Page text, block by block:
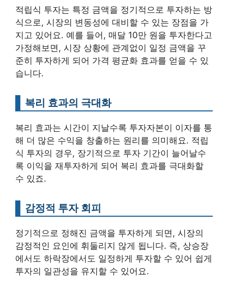
적립식 투자는 특정 금액을 정기적으로 투자하는 방
식으로, 시장의 변동성에 대비할 수 있는 장점을 가
지고 있어요. 예를 들어, 매달 10만 원을 투자한다고
가정해보면, 시장 상황에 관계없이 일정 금액을 꾸
준히 투자하게 되어 가격 평균화 효과를 얻을 수 있
습니다.
복리 효과의 극대화
복리 효과는 시간이 지날수록 투자자본이 이자를 통
해 더 많은 수익을 창출하는 원리를 의미해요. 적립
식 투자의 경우, 장기적으로 투자 기간이 늘어날수
록 이익을 재투자하게 되어 복리 효과를 극대화할
수 있죠.
감정적 투자 회피
정기적으로 정해진 금액을 투자하게 되면, 시장의
감정적인 요인에 휘둘리지 않게 됩니다. 즉, 상승장
에서도 하락장에서도 일정하게 투자할 수 있어 쉽게
투자의 일관성을 유지할 수 있어요.